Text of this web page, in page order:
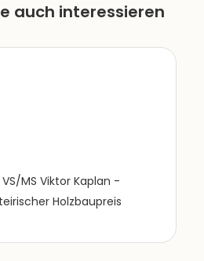
auch interessieren
MS Viktor Kaplan -
Holzbaupreis